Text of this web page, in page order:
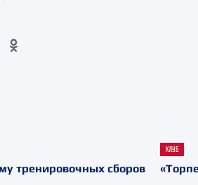
тренировочных сборов
КЛУБ